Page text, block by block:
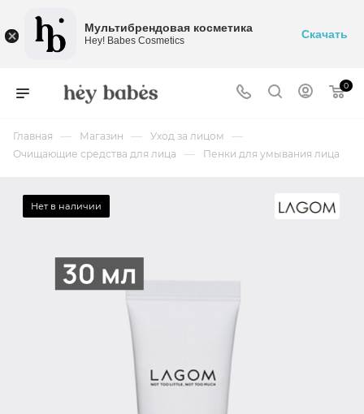
0
Главная — Магазин — Уход за лицом —
Очищающие средства для лица — Пенки для умывания лица
Нет в наличии
Мультибрендовая косметика
Hey! Babes Cosmetics Скачать